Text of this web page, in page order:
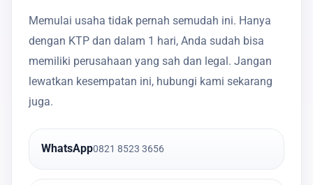
Memulai usaha tidak pernah semudah ini. Hanya
dengan KTP dan dalam 1 hari, Anda sudah bisa
memiliki perusahaan yang sah dan legal. Jangan
lewatkan kesempatan ini, hubungi kami sekarang
juga.
WhatsApp0821 8523 3656